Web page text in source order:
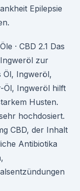
Epilepsie
· CBD 2.1 Das
zur
Öl, Ingweröl,
Öl, Ingweröl hilft
Husten.
hochdosiert.
CBD, der Inhalt
Antibiotika